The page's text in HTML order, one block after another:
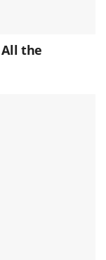
All the